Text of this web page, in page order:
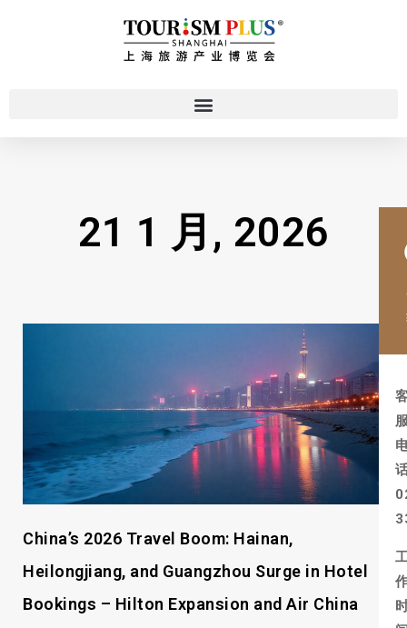
21 1 月, 2026
China’s 2026 Travel Boom: Hainan,
Heilongjiang, and Guangzhou Surge in Hotel
Bookings – Hilton Expansion and Air China